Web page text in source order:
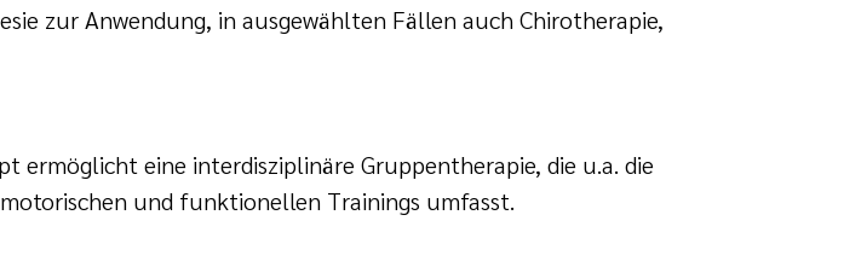
zur Anwendung, in ausgewählten Fällen auch Chirotherapie,
eine interdisziplinäre Gruppentherapie, die u.a. die
und funktionellen Trainings umfasst.